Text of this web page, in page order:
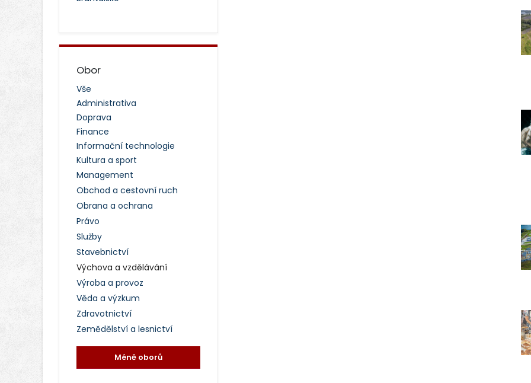
Obor
Vše
Administrativa
Doprava
Finance
Informační technologie
Kultura a sport
Management
Obchod a cestovní ruch
Obrana a ochrana
Právo
Služby
Stavebnictví
Výchova a vzdělávání
Výroba a provoz
Věda a výzkum
Zdravotnictví
Zemědělství a lesnictví
Méně oborů